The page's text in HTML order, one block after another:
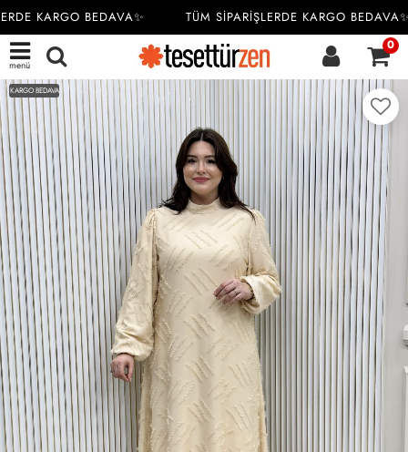
KARGO BEDAVA✨ TÜM SİPARİŞLERDE KARGO BEDAVA✨
menü
0
KARGO BEDAVA